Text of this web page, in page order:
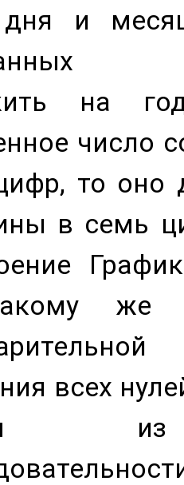
и
на
число
то оно
в семь
же
всех
из